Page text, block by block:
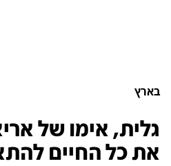
בארץ
גלית, אימו של
את כל החיים